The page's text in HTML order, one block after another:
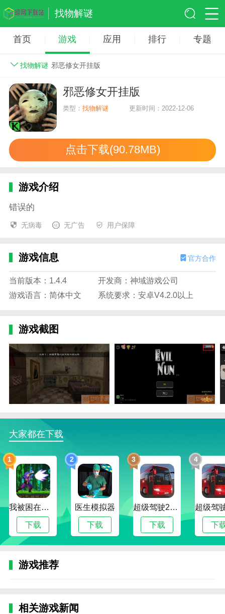
找物解谜
首页 游戏 应用 排行 专题
找物解谜 邪恶修女开挂版
邪恶修女开挂版
类型：找物解谜 更新时间：2022-12-06
点击下载(90.78MB)
游戏介绍
错误的
无病毒 无广告 用户保障
游戏信息 官方合作
当前版本：1.4.4
开发商：神域游戏公司
游戏语言：简体中文
系统要求：安卓V4.2.0以上
游戏截图
大家都在下载
1
我被困在新手村了修改版
下载
2
医生模拟器
下载
3
超级驾驶2022内置作弊菜单版
下载
4
下
游戏推荐
相关游戏新闻